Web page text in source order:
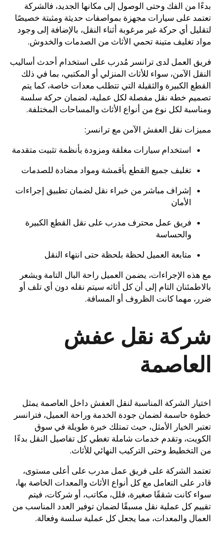
بدءًا من الفك وحتى الوصول إلى مكانها الجديد، فالشركة
تعتمد على سيارات مجهزة بمواصفات حديثة ومثبتة خصيصًا
لتقليل أي حركة غير مرغوبة أثناء النقل، بالإضافة إلى وجود
مواد تغليف متينة تحمي الأثاث من الصدمات والخدوش.
فريق العمل لدى ترانسر مُدرب على استخدام أحدث أساليب
النقل الآمن، سواء للأثاث المنزلي أو المكتبي، بما في ذلك
القطع الكبيرة والثقيلة التي تتطلب معدات خاصة، كما يتم
تصميم خطة نقل مفصلة لكل عملية، لضمان حركة سلسة
ومناسبة لكل نوع من أنواع الأثاث والمساحات المختلفة.
مميزات نقل العفش الآمن مع ترانسر:
استخدام سيارات مغلقة ومزودة بأنظمة تثبيت متقدمة
تغليف جميع القطع بأقمشة ومواد مضادة للصدمات
إشراف مباشر من خبراء نقل لضمان تطبيق إجراءات
الأمان
فريق عمل محترف مدرب على نقل القطع الكبيرة
والحساسة
متابعة العميل لحظة بلحظة حتى انتهاء النقل
مع هذه الإجراءات، يضمن العميل راحة البال التامة ويشعر
بالاطمئنان التام إلى أن كل أثاثه سيتم نقله دون أي تلف أو
ضرر، مهما كانت الظروف أو المسافة.
شركة نقل عفش
العاصمة
اختيار الشركة المناسبة لنقل العفش داخل العاصمة يمثل
خطوة حاسمة لضمان جودة الخدمة وراحة العميل، فترانسر
تعتبر الخيار الأمثل، حيث تمتلك خبرة طويلة في سوق
الكويت، وتقدم خدمات شاملة تغطي كل تفاصيل النقل بدءًا
من التخطيط وحتى التركيب النهائي للأثاث.
تعتمد الشركة على فريق عمل مدرب على أعلى مستوى،
قادر على التعامل مع كل أنواع الأثاث والمعدات الخاصة بها،
سواء كانت شققًا صغيرة، فلل، مكاتب، أو شركات، فيتم
تقييم كل عملية نقل مسبقًا لضمان توفير العدد المناسب من
العمال والمعدات، مما يجعل كل عملية سلسة وفعالة.